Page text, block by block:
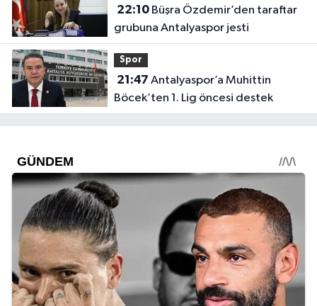
22:10Büşra Özdemir’den taraftar
grubuna Antalyaspor jesti
Spor
21:47
Böcek’ten 1. Lig öncesi destek